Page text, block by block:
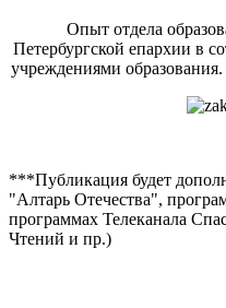
Опыт отдела
Петербургской епархии в
учреждениями
***Публикация будет
"Алтарь Отечества",
программах Телеканала
Чтений и пр.)